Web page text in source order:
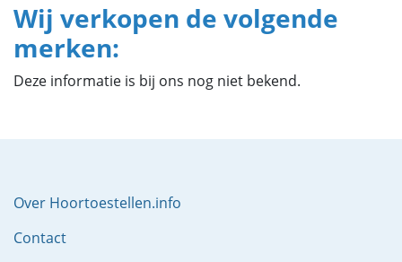
Wij verkopen de volgende
merken:
Deze informatie is bij ons nog niet bekend.
Over Hoortoestellen.info
Contact